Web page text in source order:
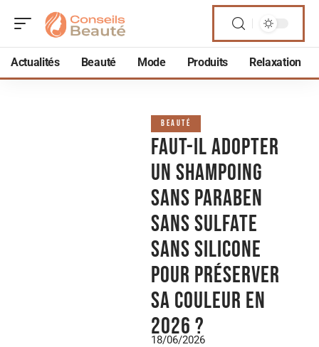
Actualités Beauté Mode Produits Relaxation
BEAUTÉ
Faut-il adopter
un shampoing
sans Paraben
sans sulfate
sans Silicone
pour préserver
sa couleur en
2026 ?
18/06/2026